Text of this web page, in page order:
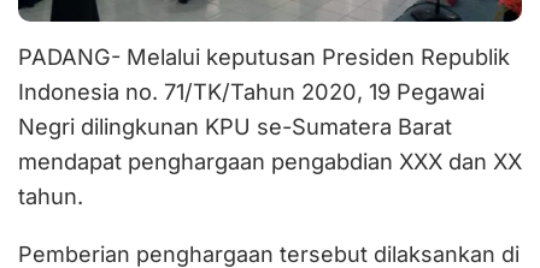
PADANG- Melalui keputusan Presiden Republik
Indonesia no. 71/TK/Tahun 2020, 19 Pegawai
Negri dilingkunan KPU se-Sumatera Barat
mendapat penghargaan pengabdian XXX dan XX
tahun.
Pemberian penghargaan tersebut dilaksankan di